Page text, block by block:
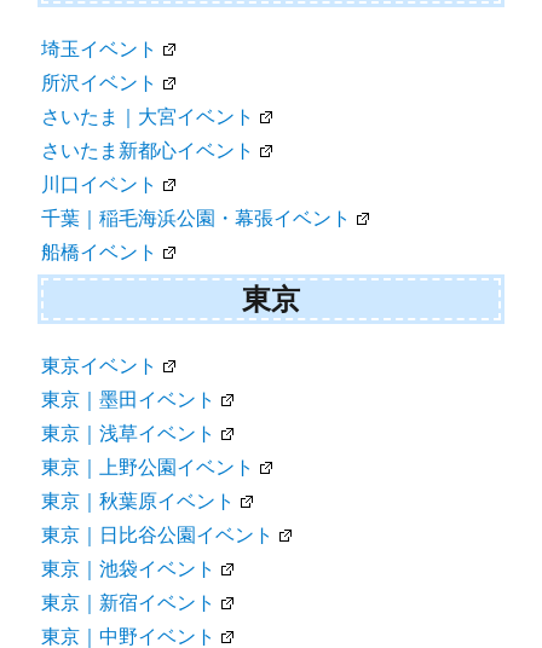
埼玉イベント
所沢イベント
さいたま｜大宮イベント
さいたま新都心イベント
川口イベント
千葉｜稲毛海浜公園・幕張イベント
船橋イベント
東京
東京イベント
東京｜墨田イベント
東京｜浅草イベント
東京｜上野公園イベント
東京｜秋葉原イベント
東京｜日比谷公園イベント
東京｜池袋イベント
東京｜新宿イベント
東京｜中野イベント